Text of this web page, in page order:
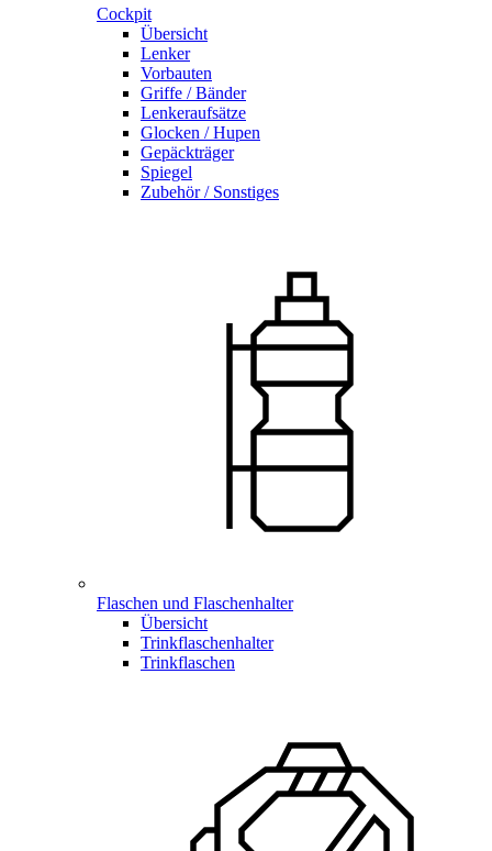
Cockpit
Übersicht
Lenker
Vorbauten
Griffe / Bänder
Lenkeraufsätze
Glocken / Hupen
Gepäckträger
Spiegel
Zubehör / Sonstiges
Flaschen und Flaschenhalter
Übersicht
Trinkflaschenhalter
Trinkflaschen